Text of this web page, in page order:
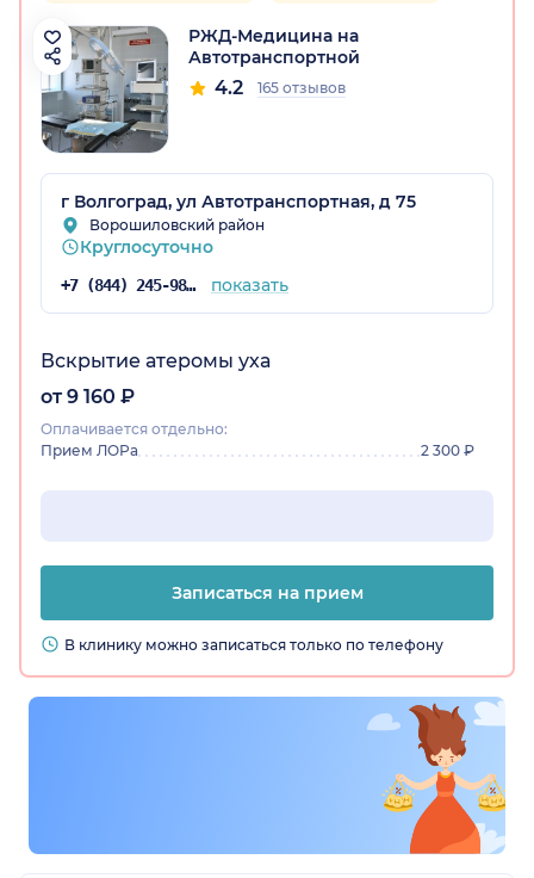
обл.)
РЖД-Медицина на
Автотранспортной
4.2 165 отзывов
г Волгоград, ул Автотранспортная, д 75
Ворошиловский район
Круглосуточно
+7 (844) 245-98-54 показать
Вскрытие атеромы уха
от 9 160 ₽
Оплачивается отдельно:
Прием ЛОРа
2 300 ₽
Записаться на прием
В клинику можно записаться только по телефону